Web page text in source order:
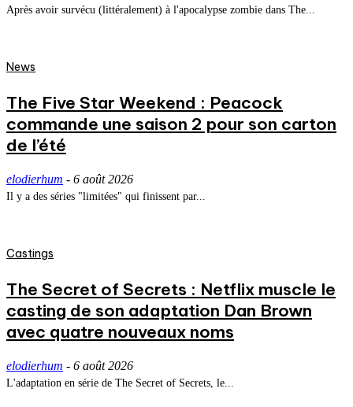
Après avoir survécu (littéralement) à l'apocalypse zombie dans The...
News
The Five Star Weekend : Peacock
commande une saison 2 pour son carton
de l’été
elodierhum - 6 août 2026
Il y a des séries "limitées" qui finissent par...
Castings
The Secret of Secrets : Netflix muscle le
casting de son adaptation Dan Brown
avec quatre nouveaux noms
elodierhum - 6 août 2026
L'adaptation en série de The Secret of Secrets, le...